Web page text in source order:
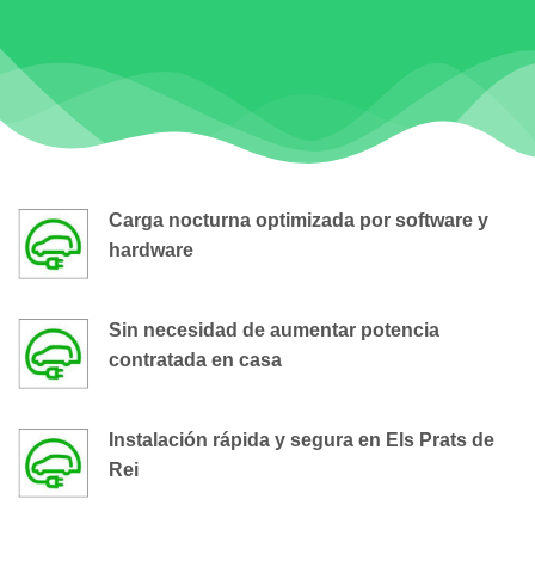
Carga nocturna optimizada por software y
hardware
Sin necesidad de aumentar potencia
contratada en casa
Instalación rápida y segura en Els Prats de
Rei